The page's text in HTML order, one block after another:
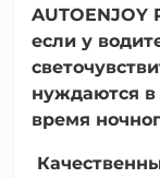
AUTOENJOY
если у
нуждаются в
время